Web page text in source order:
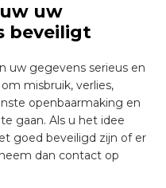
uw
beveiligt
uw gegevens serieus en
misbruik, verlies,
openbaarmaking en
gaan. Als u het idee
goed beveiligd zijn of er
dan contact op